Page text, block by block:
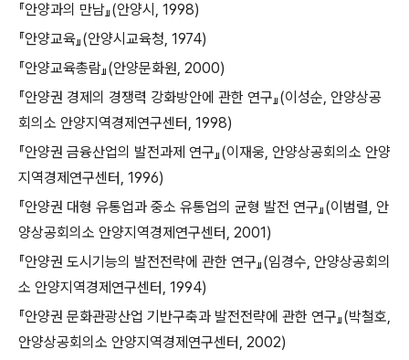
『안양과의 만남』(안양시, 1998)
『안양교육』(안양시교육청, 1974)
『안양교육총람』(안양문화원, 2000)
『안양권 경제의 경쟁력 강화방안에 관한 연구』(이성순, 안양상공
회의소 안양지역경제연구센터, 1998)
『안양권 금융산업의 발전과제 연구』(이재웅, 안양상공회의소 안양
지역경제연구센터, 1996)
『안양권 대형 유통업과 중소 유통업의 균형 발전 연구』(이범렬, 안
양상공회의소 안양지역경제연구센터, 2001)
『안양권 도시기능의 발전전략에 관한 연구』(임경수, 안양상공회의
소 안양지역경제연구센터, 1994)
『안양권 문화관광산업 기반구축과 발전전략에 관한 연구』(박철호,
안양상공회의소 안양지역경제연구센터, 2002)